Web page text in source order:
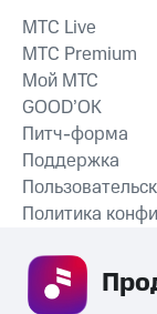
MTС Live
MTС Premium
Мой МТС
GOOD’OK
Питч-форма
Поддержка
Политика